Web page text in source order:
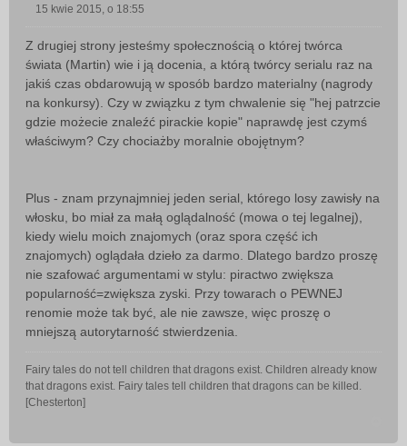
s
t
15 kwie 2015, o 18:55
Z drugiej strony jesteśmy społecznością o której twórca
świata (Martin) wie i ją docenia, a którą twórcy serialu raz na
jakiś czas obdarowują w sposób bardzo materialny (nagrody
na konkursy). Czy w związku z tym chwalenie się "hej patrzcie
gdzie możecie znaleźć pirackie kopie" naprawdę jest czymś
właściwym? Czy chociażby moralnie obojętnym?
Plus - znam przynajmniej jeden serial, którego losy zawisły na
włosku, bo miał za małą oglądalność (mowa o tej legalnej),
kiedy wielu moich znajomych (oraz spora część ich
znajomych) oglądała dzieło za darmo. Dlatego bardzo proszę
nie szafować argumentami w stylu: piractwo zwiększa
popularność=zwiększa zyski. Przy towarach o PEWNEJ
renomie może tak być, ale nie zawsze, więc proszę o
mniejszą autorytarność stwierdzenia.
Fairy tales do not tell children that dragons exist. Children already know
that dragons exist. Fairy tales tell children that dragons can be killed.
[Chesterton]